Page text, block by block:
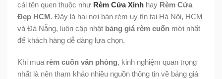
cái tên quen thuộc như Rèm Cửa Xinh hay Rèm Cửa
Đẹp HCM . Đây là hai nơi bán rèm uy tín tại Hà Nội, HCM
và Đà Nẵng, luôn cập nhật bảng giá rèm cuốn mới nhất
để khách hàng dễ dàng lựa chọn.
Khi mua rèm cuốn văn phòng, kinh nghiệm quan trọng
nhất là nên tham khảo nhiều nguồn thông tin về bảng giá